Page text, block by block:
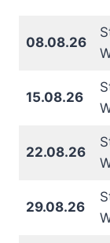
08.08.26
15.08.26
22.08.26
29.08.26